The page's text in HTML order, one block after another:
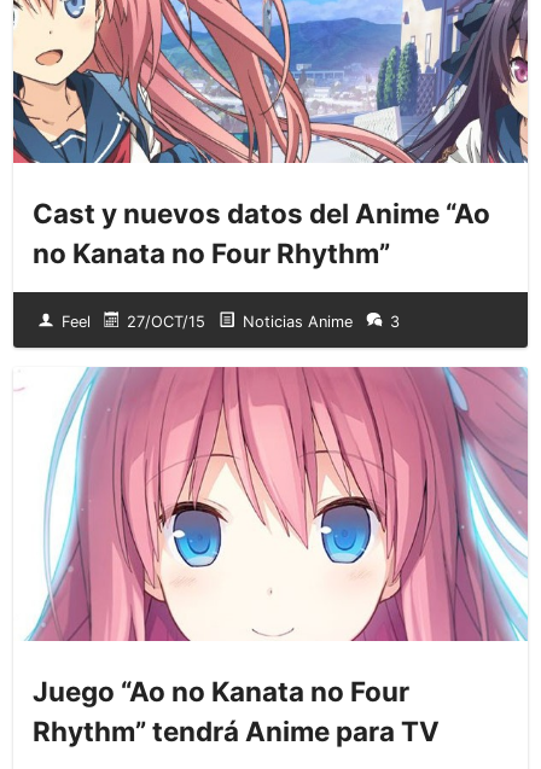
Cast y nuevos datos del Anime “Ao
no Kanata no Four Rhythm”
Feel 27/OCT/15 Noticias Anime 3
Juego “Ao no Kanata no Four
Rhythm” tendrá Anime para TV